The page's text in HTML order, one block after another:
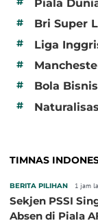
Piala
# Bri Super
# Liga
#
# Bola Bisnis
#
TIMNAS
BERITA PILIHAN 1 jam
Sekjen PSSI
Absen di Piala